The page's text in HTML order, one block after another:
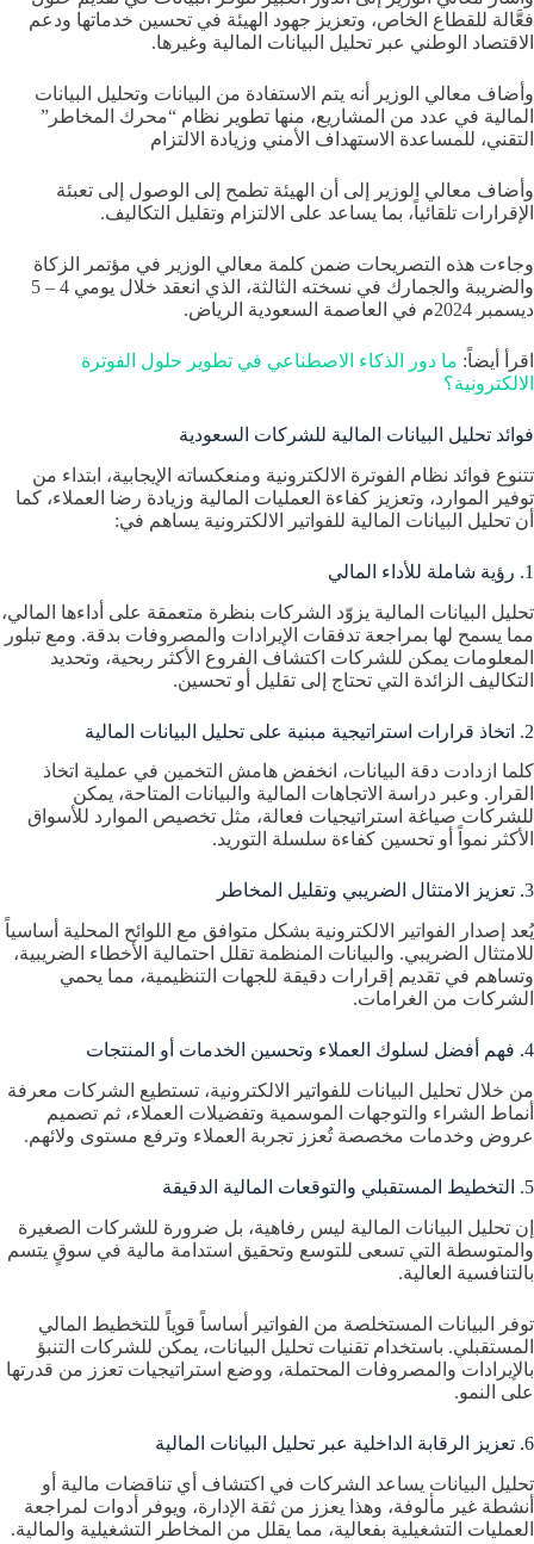
فعَّالة للقطاع الخاص، وتعزيز جهود الهيئة في تحسين خدماتها ودعم
الاقتصاد الوطني عبر تحليل البيانات المالية وغيرها.
وأضاف معالي الوزير أنه يتم الاستفادة من البيانات وتحليل البيانات
المالية في عدد من المشاريع، منها تطوير نظام “محرك المخاطر”
التقني، للمساعدة الاستهداف الأمني وزيادة الالتزام
وأضاف معالي الوزير إلى أن الهيئة تطمح إلى الوصول إلى تعبئة
الإقرارات تلقائياً، بما يساعد على الالتزام وتقليل التكاليف.
وجاءت هذه التصريحات ضمن كلمة معالي الوزير في مؤتمر الزكاة
والضريبة والجمارك في نسخته الثالثة، الذي انعقد خلال يومي 4 – 5
ديسمبر 2024م في العاصمة السعودية الرياض.
اقرأ أيضاً: ما دور الذكاء الاصطناعي في تطوير حلول الفوترة
الالكترونية؟
فوائد تحليل البيانات المالية للشركات السعودية
تتنوع فوائد نظام الفوترة الالكترونية ومنعكساته الإيجابية، ابتداء من
توفير الموارد، وتعزيز كفاءة العمليات المالية وزيادة رضا العملاء، كما
أن تحليل البيانات المالية للفواتير الالكترونية يساهم في:
1. رؤية شاملة للأداء المالي
تحليل البيانات المالية يزوّد الشركات بنظرة متعمقة على أداءها المالي،
مما يسمح لها بمراجعة تدفقات الإيرادات والمصروفات بدقة. ومع تبلور
المعلومات يمكن للشركات اكتشاف الفروع الأكثر ربحية، وتحديد
التكاليف الزائدة التي تحتاج إلى تقليل أو تحسين.
2. اتخاذ قرارات استراتيجية مبنية على تحليل البيانات المالية
كلما ازدادت دقة البيانات، انخفض هامش التخمين في عملية اتخاذ
القرار. وعبر دراسة الاتجاهات المالية والبيانات المتاحة، يمكن
للشركات صياغة استراتيجيات فعالة، مثل تخصيص الموارد للأسواق
الأكثر نمواً أو تحسين كفاءة سلسلة التوريد.
3. تعزيز الامتثال الضريبي وتقليل المخاطر
يُعد إصدار الفواتير الالكترونية بشكل متوافق مع اللوائح المحلية أساسياً
للامتثال الضريبي. والبيانات المنظمة تقلل احتمالية الأخطاء الضريبية،
وتساهم في تقديم إقرارات دقيقة للجهات التنظيمية، مما يحمي
الشركات من الغرامات.
4. فهم أفضل لسلوك العملاء وتحسين الخدمات أو المنتجات
من خلال تحليل البيانات للفواتير الالكترونية، تستطيع الشركات معرفة
أنماط الشراء والتوجهات الموسمية وتفضيلات العملاء، ثم تصميم
عروض وخدمات مخصصة تُعزز تجربة العملاء وترفع مستوى ولائهم.
5. التخطيط المستقبلي والتوقعات المالية الدقيقة
إن تحليل البيانات المالية ليس رفاهية، بل ضرورة للشركات الصغيرة
والمتوسطة التي تسعى للتوسع وتحقيق استدامة مالية في سوقٍ يتسم
بالتنافسية العالية.
توفر البيانات المستخلصة من الفواتير أساساً قوياً للتخطيط المالي
المستقبلي. باستخدام تقنيات تحليل البيانات، يمكن للشركات التنبؤ
بالإيرادات والمصروفات المحتملة، ووضع استراتيجيات تعزز من قدرتها
على النمو.
6. تعزيز الرقابة الداخلية عبر تحليل البيانات المالية
تحليل البيانات يساعد الشركات في اكتشاف أي تناقضات مالية أو
أنشطة غير مألوفة، وهذا يعزز من ثقة الإدارة، ويوفر أدوات لمراجعة
العمليات التشغيلية بفعالية، مما يقلل من المخاطر التشغيلية والمالية.